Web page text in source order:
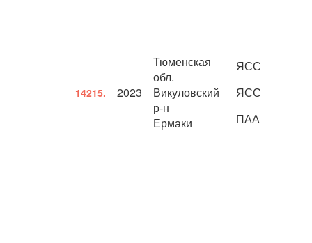
14215. 2023
Тюменская
обл.
Викуловский
р-н
Ермаки
ЯСС
ЯСС
ПАА